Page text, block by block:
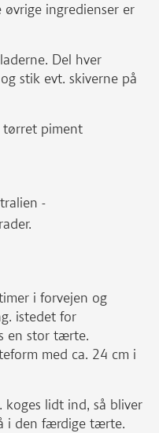
ingredienser er
Del hver
stik evt. skiverne på
tørret piment
-
i forvejen og
istedet for
en stor tærte.
med ca. 24 cm i
lidt ind, så bliver
i den færdige tærte.